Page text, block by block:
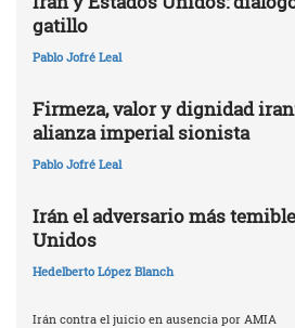
gatillo
Pablo Jofré Leal
Firmeza, valor y dignidad
alianza imperial sionista
Pablo Jofré Leal
Irán el adversario más
Unidos
Hedelberto López Blanch
Irán contra el juicio en ausencia por AMIA